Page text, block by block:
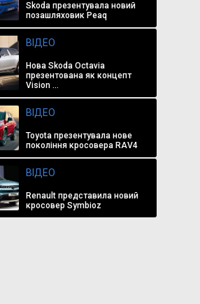
Skoda презентувала новий
позашляховик Peaq
ВІДЕО
Нова Skoda Octavia
презентована як концепт
Vision ...
ВІДЕО
Toyota презентувала нове
покоління кросовера RAV4
ВІДЕО
Renault представила новий
кросовер Symbioz